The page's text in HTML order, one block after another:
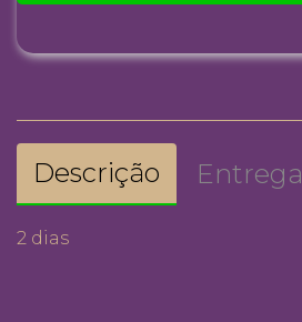
Descrição Entrega
2 dias